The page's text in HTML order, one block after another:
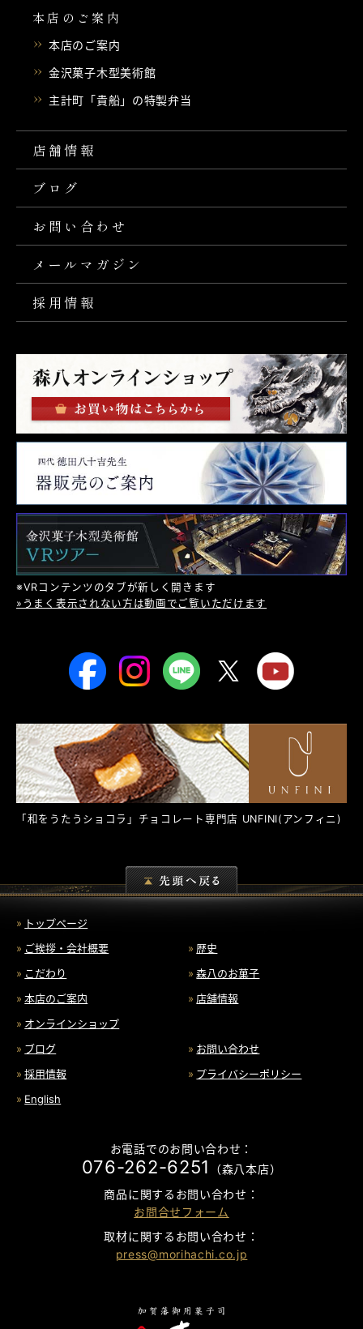
本店のご案内
本店のご案内
金沢菓子木型美術館
主計町「貴船」の特製弁当
店舗情報
ブログ
お問い合わせ
メールマガジン
採用情報
※VRコンテンツのタブが新しく開きます
»うまく表示されない方は動画でご覧いただけます
「和をうたうショコラ」チョコレート専門店 UNFINI(アンフィニ)
トップページ
ご挨拶・会社概要
歴史
こだわり
森八のお菓子
本店のご案内
店舗情報
オンラインショップ
ブログ
お問い合わせ
採用情報
プライバシーポリシー
English
お電話でのお問い合わせ：
076-262-6251
（森八本店）
商品に関するお問い合わせ：
お問合せフォーム
取材に関するお問い合わせ：
press@morihachi.co.jp